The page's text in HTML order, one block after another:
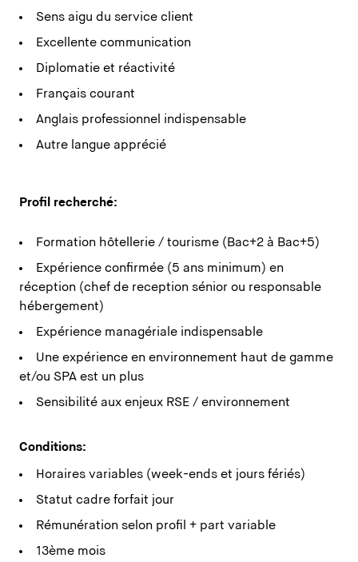
Sens aigu du service client
Excellente communication
Diplomatie et réactivité
Français courant
Anglais professionnel indispensable
Autre langue apprécié
Profil recherché:
Formation hôtellerie / tourisme (Bac+2 à Bac+5)
Expérience confirmée (5 ans minimum) en
réception (chef de reception sénior ou responsable
hébergement)
Expérience managériale indispensable
Une expérience en environnement haut de gamme
et/ou SPA est un plus
Sensibilité aux enjeux RSE / environnement
Conditions:
Horaires variables (week-ends et jours fériés)
Statut cadre forfait jour
Rémunération selon profil + part variable
13ème mois